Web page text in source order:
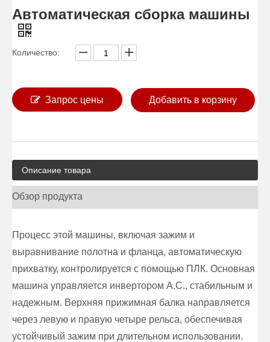
Автоматическая сборка машины
Количество:
Запрос цены Добавить в корзину
Описание товара
Обзор продукта
Процесс этой машины, включая зажим и
выравнивание полотна и фланца, автоматическую
прихватку, контролируется с помощью ПЛК. Основная
машина управляется инвертором A.C., стабильным и
надежным. Верхняя прижимная балка направляется
через левую и правую четыре рельса, обеспечивая
устойчивый зажим при длительном использовании.